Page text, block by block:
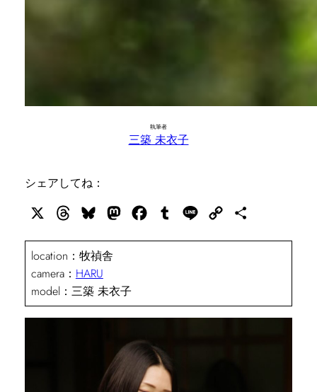
執筆者
三築 未衣子
シェアしてね：
ThreadsBlueskyMastodonFacebook
Tumblr Line
Copy
location：牧禎舎
camera： HARU
model：三築 未衣子